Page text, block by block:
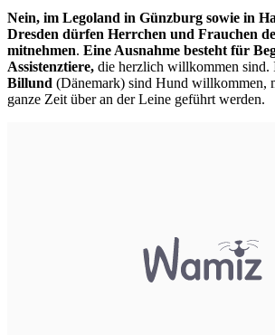
Nein, im Legoland in Günzburg sowie in
Dresden dürfen Herrchen und Frauchen
mitnehmen. Eine Ausnahme besteht für
Assistenztiere, die herzlich willkommen sind.
Billund (Dänemark) sind Hund willkommen,
ganze Zeit über an der Leine geführt werden.